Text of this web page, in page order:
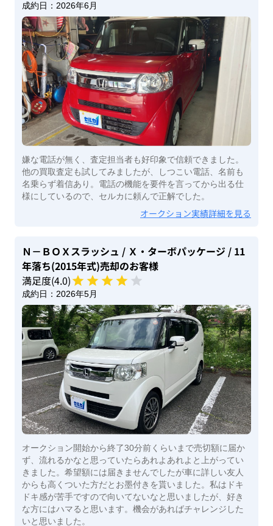
成約日： 2026年6月
嫌な電話が無く、査定担当者も好印象で信頼できました。
他の買取査定も試してみましたが、しつこい電話、名前も
名乗らず着信あり。電話の機能を要件を言ってから出る仕
様にしているので、セルカに頼んで正解でした。
オークション実績詳細を見る
Ｎ－ＢＯＸスラッシュ / Ｘ・ターボパッケージ / 11
年落ち(2015年式)売却のお客様
満足度(4.0)
成約日： 2026年5月
オークション開始から終了30分前くらいまで売切額に届か
ず、流れるかなと思っていたらあれよあれよと上がってい
きました。希望額には届きませんでしたが車に詳しい友人
からも高くついた方だとお墨付きを貰いました。私はドキ
ドキ感が苦手ですので向いてないなと思いましたが、好き
な方にはハマると思います。機会があればチャレンジした
いと思いました。